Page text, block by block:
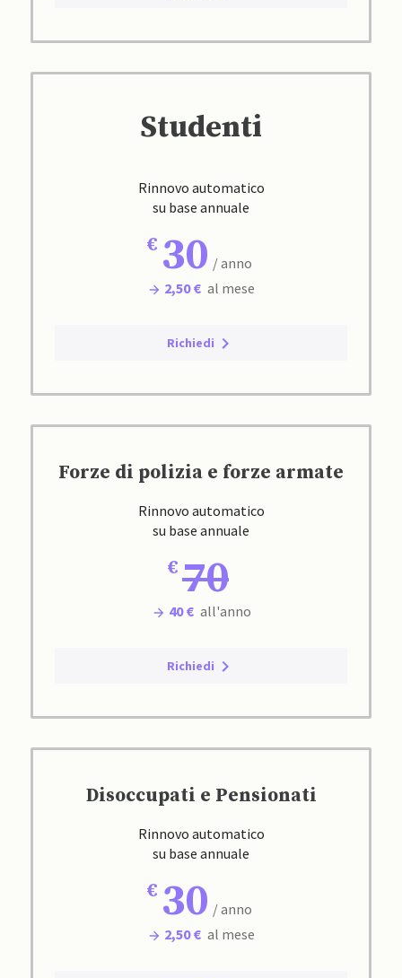
Studenti
Rinnovo automatico
su base annuale
30 / anno
2,50 € al mese
Richiedi
Forze di polizia e forze armate
Rinnovo automatico
su base annuale
70
40 € all'anno
Richiedi
Disoccupati e Pensionati
Rinnovo automatico
su base annuale
30 / anno
2,50 € al mese